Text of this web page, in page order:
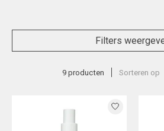
Filters
9 producten Sorteren op